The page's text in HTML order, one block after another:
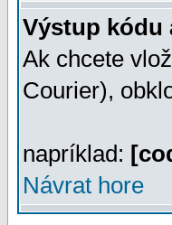
Výstup kódu
Ak chcete
Courier),
napríklad:
Návrat hore